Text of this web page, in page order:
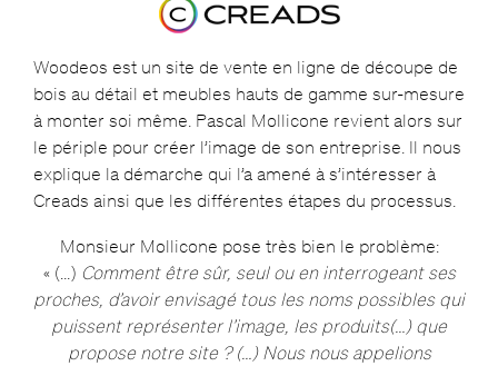
Woodeos est un site de vente en ligne de découpe de
bois au détail et meubles hauts de gamme sur-mesure
à monter soi même. Pascal Mollicone revient alors sur
le périple pour créer l’image de son entreprise. Il nous
explique la démarche qui l’a amené à s’intéresser à
Creads ainsi que les différentes étapes du processus.
Monsieur Mollicone pose très bien le problème:
« (…) Comment être sûr, seul ou en interrogeant ses
proches, d’avoir envisagé tous les noms possibles qui
puissent représenter l’image, les produits(…) que
propose notre site ? (…) Nous nous appelions